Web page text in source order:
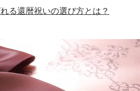
る還暦祝いの選び方とは？